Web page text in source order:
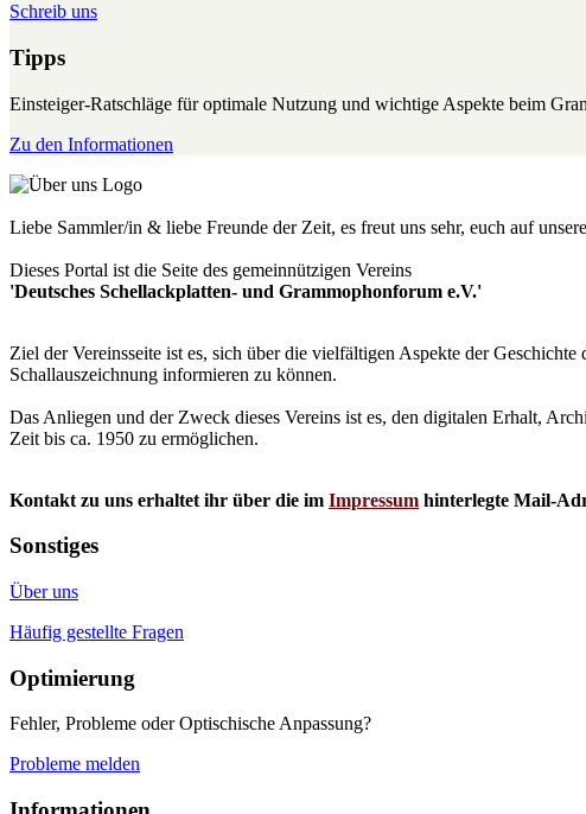
Schreib uns
Tipps
Einsteiger-Ratschläge für optimale Nutzung und wichtige Aspekte beim
Zu den Informationen
Liebe Sammler/in & liebe Freunde der Zeit, es freut uns sehr, euch auf
Dieses Portal ist die Seite des gemeinnützigen Vereins
'Deutsches Schellackplatten- und Grammophonforum e.V.'
Ziel der Vereinsseite ist es, sich über die vielfältigen Aspekte der
Schallauszeichnung informieren zu können.
Das Anliegen und der Zweck dieses Vereins ist es, den digitalen Erhalt,
Zeit bis ca. 1950 zu ermöglichen.
Kontakt zu uns erhaltet ihr über die im Impressum hinterlegte Mail-
Sonstiges
Über uns
Häufig gestellte Fragen
Optimierung
Fehler, Probleme oder Optischische Anpassung?
Probleme melden